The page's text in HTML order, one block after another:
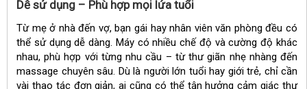
Dễ sử dụng – Phù hợp mọi lứa tuổi
Từ mẹ ở nhà đến vợ, bạn gái hay nhân viên văn phòng đều có
thể sử dụng dễ dàng. Máy có nhiều chế độ và cường độ khác
nhau, phù hợp với từng nhu cầu – từ thư giãn nhẹ nhàng đến
massage chuyên sâu. Dù là người lớn tuổi hay giới trẻ, chỉ cần
vài thao tác đơn giản, ai cũng có thể tận hưởng cảm giác thư